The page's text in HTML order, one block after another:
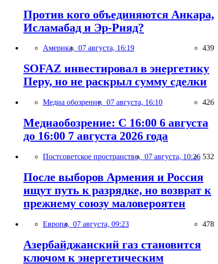
Против кого объединяются Анкара,
Исламабад и Эр-Рияд?
Америка, 07 августа, 16:19 439
SOFAZ инвестировал в энергетику
Перу, но не раскрыл сумму сделки
Медиа обозрение, 07 августа, 16:10 426
Медиаобозрение: С 16:00 6 августа
до 16:00 7 августа 2026 года
Постсоветское пространство, 07 августа, 10:26 532
После выборов Армения и Россия
ищут путь к разрядке, но возврат к
прежнему союзу маловероятен
Европа, 07 августа, 09:23 478
Азербайджанский газ становится
ключом к энергетическим